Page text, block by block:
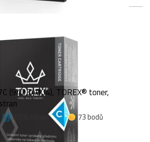
(9423A004), TOREX® toner,
2000 stran
73 bodů